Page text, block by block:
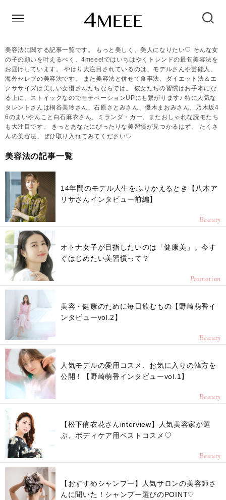
美容法に関する記事一覧です。 もっと美しく、美人になりたい♡ そんな女
の子の願いを叶えるべく、4meee!ではいちはやくトレンドの最旬美容法を
お届けしています。 やはり大注目されているのは、モデルさんや芸能人、
海外セレブの美容法です。 また美容法と併せて食事法、ダイエット法＆エ
クササイズは美しい女優さんたちならでは。 彼女たちの習慣はお手本にな
る上に、ストイックなのでモチベーションUPにも繋がります♪ 特に人気な
タレントさんは桐谷美玲さん、石原さとみさん、優木まおみさん、乃木坂4
6のまいやんこと白石麻衣さん、ミランダ・カー、またおしゃれな読モたち
も大注目です。 きっとあなたにぴったりな美習慣が見つかるはず。 たくさ
んの美容法、ぜひ取り入れてみてください♡
美容法の記事一覧
14年間のモデル人生をふりかえるとき【八木ア
リサさんインタビュー前編】
Beauty
オトナ女子が目指したいのは「健康美」。今す
ぐはじめたい美習慣って？
Promotion
美容・健康のために毎日飲むもの【野崎萌香イ
ンタビューvol.2】
Beauty
人気モデルの愛用コスメ、お気に入りの韓方を
公開！【野崎萌香インタビューvol.1】
Beauty
【松下侑衣花さんinterview】人気美容家が選
ぶ、ボディケア用ベストコスメ♡
Beauty
【おすすめシャンプー】人気サロンの美容師さ
んに聞いた！シャンプー選びのPOINT♡